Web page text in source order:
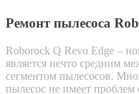
Ремонт пылесоса
Roborock Q Revo Edge –
является нечто средним
сегментом пылесосов.
пылесос не имеет